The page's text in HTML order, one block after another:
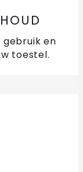
ETNA
gebruik en
toestel.